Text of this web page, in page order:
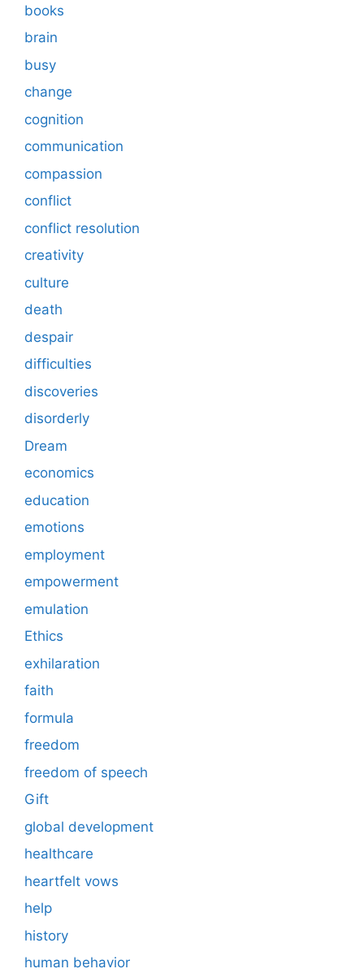
books
brain
busy
change
cognition
communication
compassion
conflict
conflict resolution
creativity
culture
death
despair
difficulties
discoveries
disorderly
Dream
economics
education
emotions
employment
empowerment
emulation
Ethics
exhilaration
faith
formula
freedom
freedom of speech
Gift
global development
healthcare
heartfelt vows
help
history
human behavior